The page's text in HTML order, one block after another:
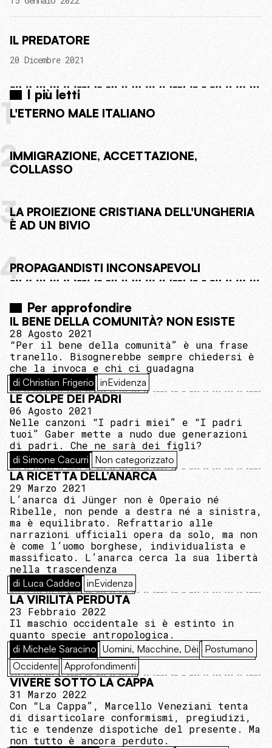
IL PREDATORE
20 Dicembre 2021
I più letti
1L'ETERNO MALE ITALIANO
2IMMIGRAZIONE, ACCETTAZIONE,
COLLASSO
3LA PROIEZIONE CRISTIANA DELL'UNGHERIA
È AD UN BIVIO
4PROPAGANDISTI INCONSAPEVOLI
Per approfondire
IL BENE DELLA COMUNITÀ? NON ESISTE
28 Agosto 2021
“Per il bene della comunità” è una frase
tranello. Bisognerebbe sempre chiedersi è
che la invoca e chi ci guadagna
di Christian Frigerio inEvidenza
LE COLPE DEI PADRI
06 Agosto 2021
Nelle canzoni “I padri miei” e “I padri
tuoi” Gaber mette a nudo due generazioni
di padri. Che ne sarà dei figli?
di Simone Cacurri Non categorizzato
LA RICETTA DELL’ANARCA
29 Marzo 2021
L’anarca di Jünger non è Operaio né
Ribelle, non pende a destra né a sinistra,
ma è equilibrato. Refrattario alle
narrazioni ufficiali opera da solo, ma non
è come l’uomo borghese, individualista e
massificato. L’anarca cerca la sua libertà
nella trascendenza
di Luca Caddeo inEvidenza
LA VIRILITÀ PERDUTA
23 Febbraio 2022
Il maschio occidentale si è estinto in
quanto specie antropologica.
di Michele Saracino Uomini, Macchine, Dèi Postumano
Occidente Approfondimenti
VIVERE SOTTO LA CAPPA
31 Marzo 2022
Con “La Cappa”, Marcello Veneziani tenta
di disarticolare conformismi, pregiudizi,
tic e tendenze dispotiche del presente. Ma
non tutto è ancora perduto.